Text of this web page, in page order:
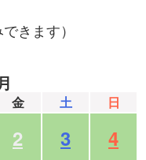
きます）
金 土 日
2 3
4